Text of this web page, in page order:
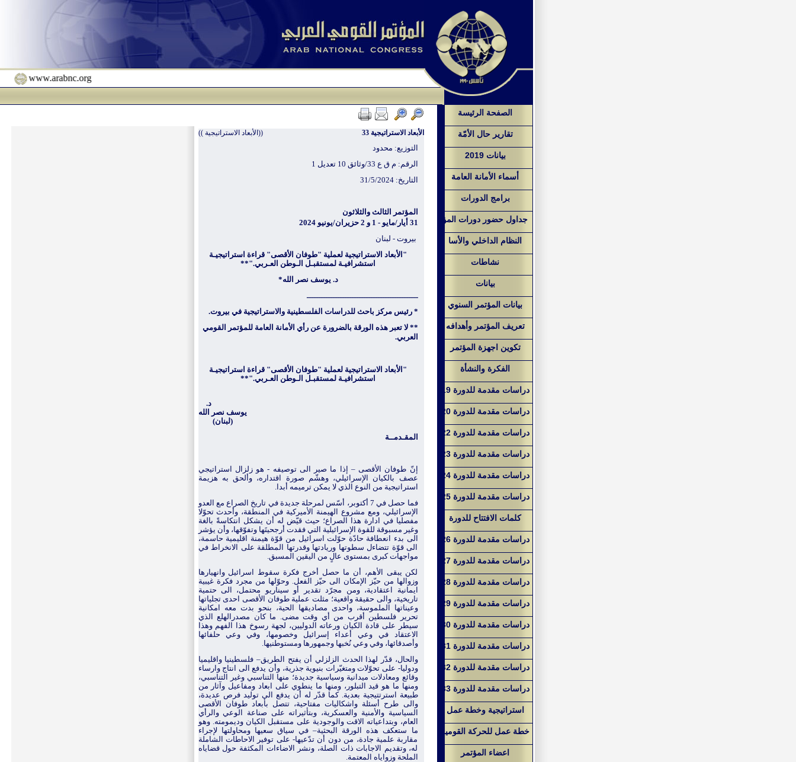
www.arabnc.org
الصفحة الرئيسة
تقارير حال الأمّة
بيانات 2019
أسماء الأمانة العامة
برامج الدورات
جداول حضور دورات المؤ
النظام الداخلي والأسا
نشاطات
بيانات
بيانات المؤتمر السنوي
تعريف المؤتمر وأهدافه
تكوين اجهزة المؤتمر
الفكرة والنشأة
دراسات مقدمة للدورة 19
دراسات مقدمة للدورة 20
دراسات مقدمة للدورة 22
دراسات مقدمة للدورة 23
دراسات مقدمة للدورة 24
دراسات مقدمة للدورة 25
كلمات الافتتاح للدورة
دراسات مقدمة للدورة 26
دراسات مقدمة للدورة 27
دراسات مقدمة للدورة 28
دراسات مقدمة للدورة 29
دراسات مقدمة للدورة 30
دراسات مقدمة للدورة 31
دراسات مقدمة للدورة 32
دراسات مقدمة للدورة 33
استراتيجية وخطة عمل
خطة عمل للحركة القومية
اعضاء المؤتمر
الأبعاد الاستراتيجية 33 ((الأبعاد الاستراتيجية ))
التوزيع: محدود
الرقم: م ق ع 33/وثائق
10 تعديل 1
التاريخ: 31/5/2024
المؤتمر الثالث والثلاثون
31 أيار/مايو - 1 و 2 حزيران/يونيو 2024
بيروت - لبنان
"الأبعاد الاستراتيجية لعملية "طوفان الأقصى" قراءة استراتيجيـة
استشرافيـة لمستقبـل الـوطن العـربي."**
د. يوسف نصر الله*
ـــــــــــــــــــــــــــــــــــــــــــــــ
* رئيس مركز باحث للدراسات الفلسطينية والاستراتيجية في بيروت.
** لا تعبر هذه الورقة بالضرورة عن رأي الأمانة العامة للمؤتمر القومي
العربي.
"الأبعاد الاستراتيجية لعملية "طوفان الأقصى" قراءة استراتيجيـة
استشرافيـة لمستقبـل الـوطن العـربي."**
د.
يوسف نصر الله
(لبنان)
المقـدمــة
إنّ طوفان الأقصى – إذا ما صير الى توصيفه - هو زلزال استراتيجي
عصف بالكيان الإسرائيلي، وهشّم صورة اقتداره، وألحق به هزيمة
استراتيجية من النوع الذي لا يمكن ترميمه أبدا.
فما حصل في 7 أكتوبر، أسّس
لمرحلة جديدة في تاريخ الصراع مع العدو
الإسرائيلي، ومع مشروع الهيمنة الأميركية في المنطقة، وأحدث تحوّلا
مفصليا في ادارة هذا الصراع؛ حيث قيّض له أن يشكل انتكاسةً بالغة
وغير مسبوقة للقوة الإسرائيلية التي فقدت أرجحيتَها وتفوّقها، وأن يؤشر
الى بدء انعطافة حادّة حوّلت اسرائيل من قوّة هيمنة اقليمية حاسمة،
الى قوّة تتضاءل سطوتها وريادتها وقدرتها المطلقة على الانخراط في
مواجهات كبرى بمستوى عالٍ من اليقين المسبق.
لكن يبقى الأهم، أن ما حصل أخرج فكرة سقوط اسرائيل وانهيارها
وزوالها من حيّز الإمكان الى حيّز الفعل. وحوّلها من مجرد فكرة غيبية
ايمانية اعتقادية، ومن مجرّد تقدير أو سيناريو محتمل، الى حتمية
تاريخية، والى حقيقة واقعية؛ مثلت عملية طوفان الأقصى احدى تجلياتها
وعيناتها الملموسة، واحدى مصاديقها الحية، بنحو بدت معه امكانية
تحرير فلسطين أقرب من أي وقت مضى. ما كان مصدرالهلع الذي
سيطر على قادة الكيان ورعاته الدوليين، لجهة رسوخ هذا الفهم وهذا
الاعتقاد في وعي أعداء إسرائيل وخصومها، وفي وعي حلفائها
وأصدقائها، وفي وعي نُخبها وجمهورها ومستوطنيها.
والحال، قدّر لهذا الحدث الزلزلي أن يفتح الطريق– فلسطينيا واقليميا
ودوليا- على تحوّلات ومتغيّرات بنيوية جذرية، وأن يدفع الى انتاج وارساء
وقائع ومعادلات ميدانية وسياسية جديدة؛ منها التناسبي وغير التناسبي،
ومنها ما هو قيد التبلور، ومنها ما ينطوي على ابعاد ومفاعيل وآثار من
طبيعة استرتتيجية بعدية. كما قدّر له أن يدفع الى توليد فرص عديدة،
والى طرح أسئلة واشكاليات مفتاحية، تتصل بأبعاد طوفان الأقصى
السياسية والأمنية والعسكرية، وبتأثيراته على صناعة الوعي والرأي
العام، وبتداعياته الاقت والوجودية على مستقبل الكيان وديمومته. وهو
ما ستعكف هذه الورقة البحثية– في سياق سعيها ومحاولتها لإجراء
مقاربة علمية جادة، من دون أن تدّعيها- على توفير الاحاطات الشاملة
له، وتقديم الاجابات ذات الصلة، ونشر الاضاءات المكثفة حول قضاياه
الملحة وزواياه المعتمة.